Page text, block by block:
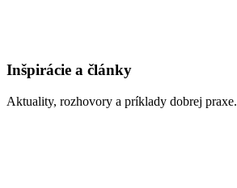
Inšpirácie a články
Aktuality, rozhovory a príklady dobrej praxe.